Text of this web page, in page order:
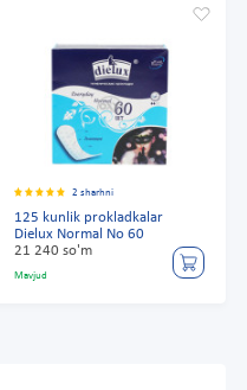
2 sharhni
125 kunlik prokladkalar
Dielux Normal No 60
21 240 so'm
Mavjud